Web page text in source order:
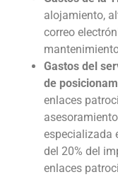
alojamiento,
correo
Gastos del
de
enlaces
especializada
del 20% del
enlaces